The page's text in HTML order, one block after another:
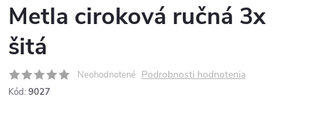
Metla ciroková ručná 3x
šitá
Neohodnotené Podrobnosti hodnotenia
Kód: 9027